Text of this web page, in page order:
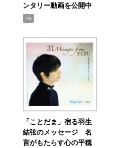
ンタリー動画を公開中
PR
「ことだま」宿る羽生
結弦のメッセージ 名
言がもたらす心の平穏